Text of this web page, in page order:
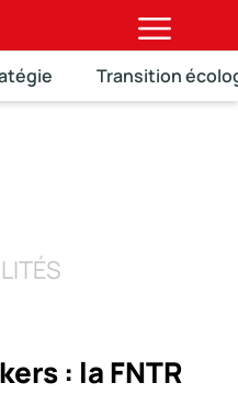
Transition
: la FNTR